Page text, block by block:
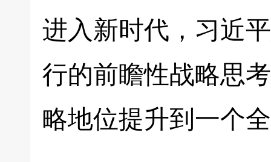
进入新时代，习近
行的前瞻性战略思
略地位提升到一个